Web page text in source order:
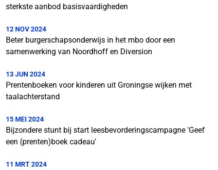
sterkste aanbod basisvaardigheden
12 NOV 2024
Beter burgerschapsonderwijs in het mbo door een
samenwerking van Noordhoff en Diversion
13 JUN 2024
Prentenboeken voor kinderen uit Groningse wijken met
taalachterstand
15 MEI 2024
Bijzondere stunt bij start leesbevorderingscampagne 'Geef
een (prenten)boek cadeau'
11 MRT 2024